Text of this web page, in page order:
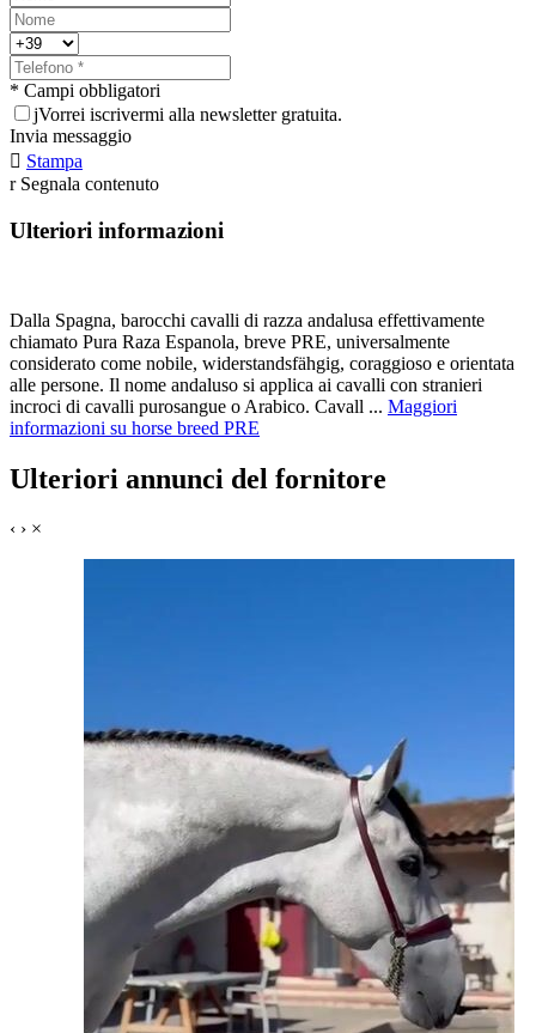
* Campi obbligatori
jVorrei iscrivermi alla newsletter gratuita.
Invia messaggio
 Stampa
r Segnala contenuto
Ulteriori informazioni
Dalla Spagna, barocchi cavalli di razza andalusa effettivamente
chiamato Pura Raza Espanola, breve PRE, universalmente
considerato come nobile, widerstandsfähgig, coraggioso e orientata
alle persone. Il nome andaluso si applica ai cavalli con stranieri
incroci di cavalli purosangue o Arabico. Cavall ... Maggiori
informazioni su horse breed PRE
Ulteriori annunci del fornitore
‹ › ×